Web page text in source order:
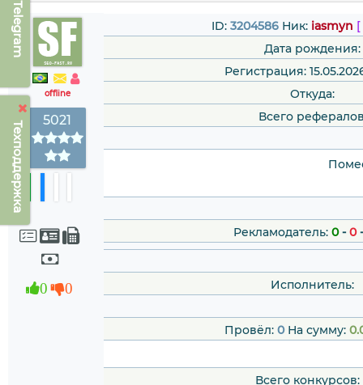
Telegram
Техподдержка
offline
5021
0 0
ID: 3204586 Ник: iasmyn
Дата рождения:
Регистрация:
Откуда:
Всего
Рекламодатель: 0-0
Исполнитель:
Провёл: 0На сумму:
Всего конкурсов: